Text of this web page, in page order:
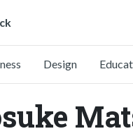
Design